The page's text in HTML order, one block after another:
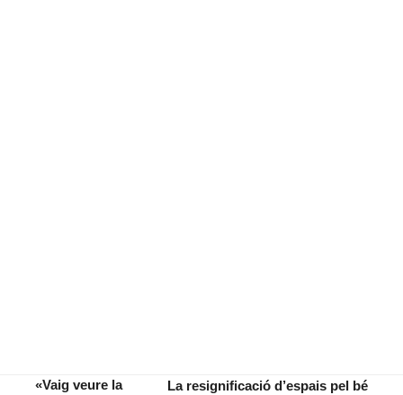
«Vaig veure la
La resignificació d’espais pel bé